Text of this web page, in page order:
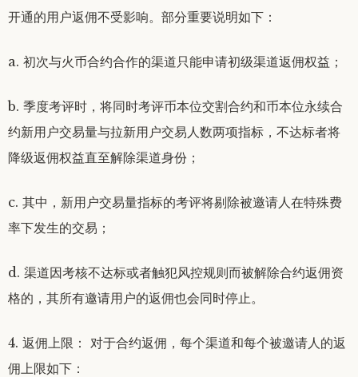
开通的用户返佣不受影响。部分重要说明如下：
a. 初次与火币合约合作的渠道只能申请初级渠道返佣权益；
b. 季度考评时，将同时考评币本位交割合约和币本位永续合
约新用户交易量与拉新用户交易人数两项指标，不达标者将
降级返佣权益直至解除渠道身份；
c. 其中，新用户交易量指标的考评将剔除被邀请人在特殊费
率下发生的交易；
d. 渠道因考核不达标或者触犯风控规则而被解除合约返佣资
格的，其所有邀请用户的返佣也会同时停止。
4. 返佣上限： 对于合约返佣，每个渠道和每个被邀请人的返
佣上限如下：